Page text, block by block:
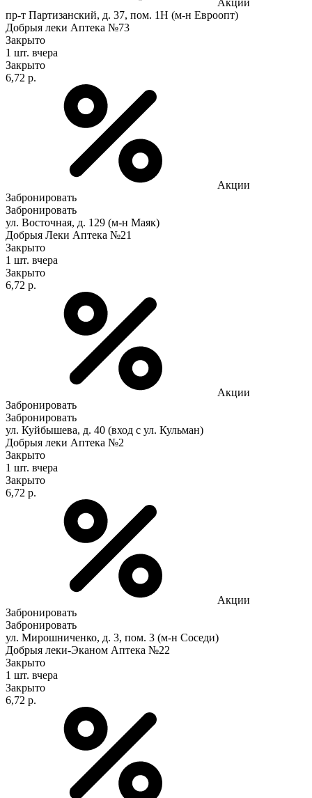
пр-т Партизанский, д. 37, пом. 1Н (м-н Евроопт)
Добрыя леки Аптека №73
Закрыто
1 шт. вчера
Закрыто
6,72 р.
Акции
Забронировать
Забронировать
ул. Восточная, д. 129 (м-н Маяк)
Добрыя Леки Аптека №21
Закрыто
1 шт. вчера
Закрыто
6,72 р.
Акции
Забронировать
Забронировать
ул. Куйбышева, д. 40 (вход с ул. Кульман)
Добрыя леки Аптека №2
Закрыто
1 шт. вчера
Закрыто
6,72 р.
Акции
Забронировать
Забронировать
ул. Мирошниченко, д. 3, пом. 3 (м-н Соседи)
Добрыя леки-Эканом Аптека №22
Закрыто
1 шт. вчера
Закрыто
6,72 р.